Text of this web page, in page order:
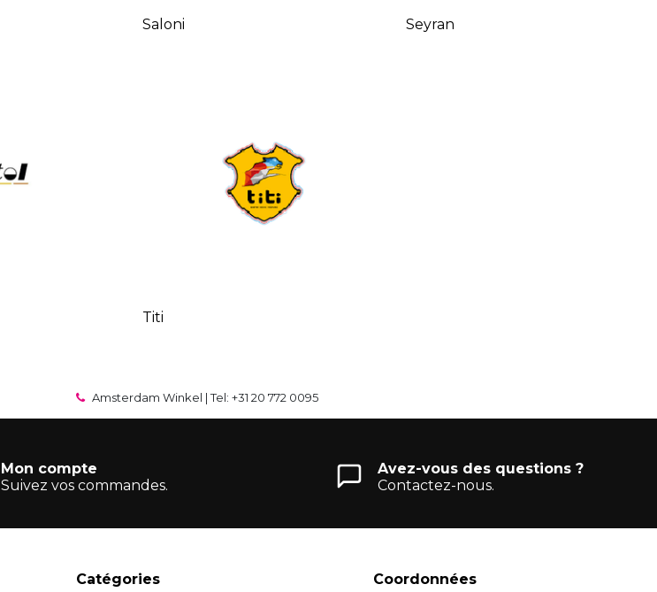
Saloni Seyran
Titi
Amsterdam Winkel | Tel: +31 20 772 0095
Mon compte
Suivez vos commandes.
Avez-vous des questions ?
Contactez-nous.
Catégories Coordonnées